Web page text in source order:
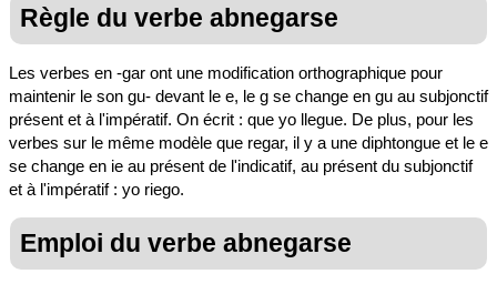
Règle du verbe abnegarse
Les verbes en -gar ont une modification orthographique pour
maintenir le son gu- devant le e, le g se change en gu au subjonctif
présent et à l'impératif. On écrit : que yo llegue. De plus, pour les
verbes sur le même modèle que regar, il y a une diphtongue et le e
se change en ie au présent de l'indicatif, au présent du subjonctif
et à l'impératif : yo riego.
Emploi du verbe abnegarse